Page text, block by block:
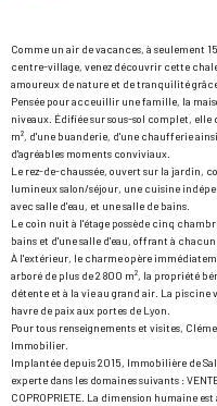
Comme un air de vacances, à seulement
centre-village, venez découvrir cette
amoureux de nature et de tranquilité
Pensée pour acceuillir une famille, la
niveaux. Édifiée sur sous-sol complet,
m², d'une buanderie, d'une chaufferie
d'agréables moments conviviaux.
Le rez-de-chaussée, ouvert sur la jardin,
lumineux salon/séjour, une cuisine
avec salle d'eau, et une salle de bains.
Le coin nuit à l'étage possède cinq
bains et d'une salle d'eau, offrant à
À l'extérieur, le charme opère
arboré de plus de 2 800 m², la propriété
détente et à la vie au grand air. La
havre de paix aux portes de Lyon.
Pour tous renseignements et visites,
Immobilier.
Implantée depuis 2015, Immobilière de
experte dans les domaines suivants :
COPROPRIETE. La dimension humaine